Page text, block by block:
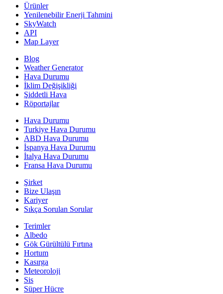
Ürünler
Yenilenebilir Enerji Tahmini
SkyWatch
API
Map Layer
Blog
Weather Generator
Hava Durumu
İklim Değişikliği
Şiddetli Hava
Röportajlar
Hava Durumu
Turkiye Hava Durumu
ABD Hava Durumu
İspanya Hava Durumu
İtalya Hava Durumu
Fransa Hava Durumu
Şirket
Bize Ulaşın
Kariyer
Sıkça Sorulan Sorular
Terimler
Albedo
Gök Gürültülü Fırtına
Hortum
Kasırga
Meteoroloji
Sis
Süper Hücre